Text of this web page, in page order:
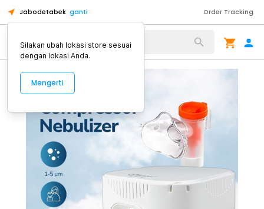
Jabodetabek ganti Order Tracking
Alat Kopi
Silakan ubah lokasi store sesuai
dengan lokasi Anda.
Mengerti